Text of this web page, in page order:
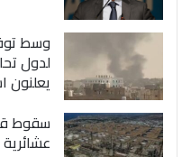
وسط
لدول
سقوط